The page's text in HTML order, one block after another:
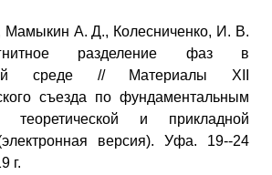
Мамыкин А. Д., Колесниченко, И. В.
разделение фаз в
среде // Материалы XII
съезда по фундаментальным
теоретической и прикладной
версия). Уфа. 19--24
г.